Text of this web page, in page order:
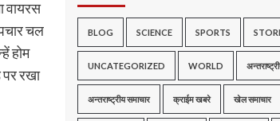
वायरस
चल
होम
रखा
BLOG SCIENCE SPORTS
UNCATEGORIZED WORLD
अन्तराष्ट्रीय समाचार क्राईम खबरे खेल समाचार